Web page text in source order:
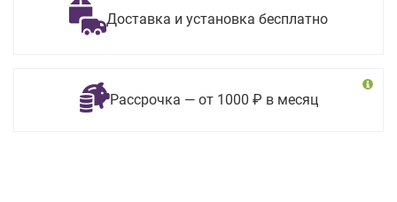
Доставка и установка бесплатно
Рассрочка — от 1000 ₽ в месяц